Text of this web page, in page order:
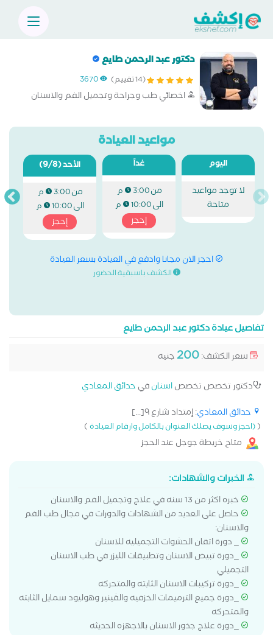
دكتور عبد الرحمن طايع
(14 تقييم) 3670
اخصائي طب وجراحة وتجميل الفم والاسنان
مواعيد العيادة
اليوم
لا توجد مواعيد
متاحة
غداً
من3:00 م
الى10:00 م
إحجز
الأحد(9/8)
من3:00 م
الى10:00 م
إحجز
احجز الان مجانا وادفع في العيادة بسعر العيادة
الكشف باسبقية الحضور
تفاصيل عيادة دكتور عبد الرحمن طايع
سعر الكشف:200جنيه
دكتور تخصص تخصصاسنانفي حدائق المعادي
حدائق المعادي: إمتداد شارع ٩[...]
((احجز وسوف يصلك العنوان بالكامل وارقام العيادة)
متاح خريطة جوجل عند الحجز
الخبرات والشهادات:
خبره اكثر من 13 سنه في علاج وتجميل الفم والاسنان
حاصل على العديد من الشهادات والدورات في مجال طب الفم
والاسنان:
_ دورة اتقان الحشوات التجميليه للاسنان
_دورة تبيض الاسنان وتطبيقات الليزر في طب الاسنان
التجميلي
_دورة تركيبات الاسنان الثابته والمتحركه
_دورة جميع الترميمات الخزفيه والڤينير وهوليود سمايل الثابته
والمتحركه
_دورة علاج جذور الاسنان بالاجهزه الحديثه